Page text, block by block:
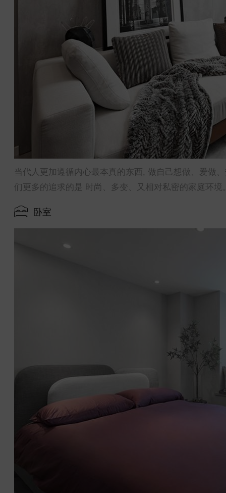
当代人更加遵循内心最本真的东西, 做自己想做、爱做
们更多的追求的是 时尚、多变、又相对私密的家庭环境
卧室